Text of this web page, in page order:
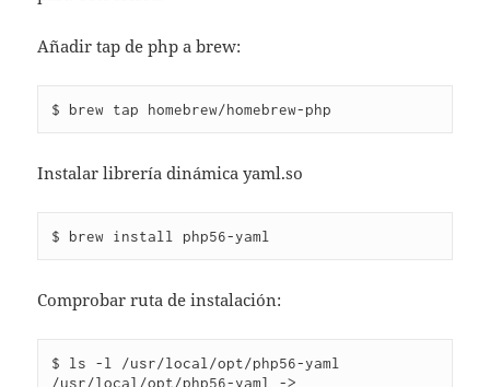
Añadir tap de php a brew:
Instalar librería dinámica yaml.so
Comprobar ruta de instalación:
$ ls -l /usr/local/opt/php56-yaml
/usr/local/opt/php56-yaml ->